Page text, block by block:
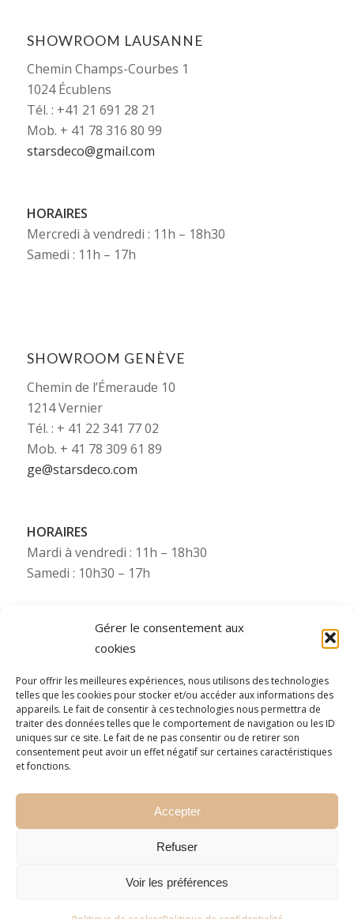
Gérer le consentement aux
cookies
Pour offrir les meilleures expériences, nous utilisons des technologies
telles que les cookies pour stocker et/ou accéder aux informations des
appareils. Le fait de consentir à ces technologies nous permettra de
traiter des données telles que le comportement de navigation ou les ID
uniques sur ce site. Le fait de ne pas consentir ou de retirer son
consentement peut avoir un effet négatif sur certaines caractéristiques
et fonctions.
Accepter
Refuser
Voir les préférences
SHOWROOM LAUSANNE
Chemin Champs-Courbes 1
1024 Écublens
Tél. : +41 21 691 28 21
Mob. + 41 78 316 80 99
starsdeco@gmail.com
HORAIRES
Mercredi à vendredi : 11h – 18h30
Samedi : 11h – 17h
SHOWROOM GENÈVE
Chemin de l’Émeraude 10
1214 Vernier
Tél. : + 41 22 341 77 02
Mob. + 41 78 309 61 89
ge@starsdeco.com
HORAIRES
Mardi à vendredi : 11h – 18h30
Samedi : 10h30 – 17h
Besoin de plus d’infos ?
Pour toute information complémentaire (photos,
etc.), Starsdeco se tient à votre disposition via nos
numéros WhatsApp (consultez le numéro mobile
de la filiale concernée).
N’hésitez pas à nous contacter !